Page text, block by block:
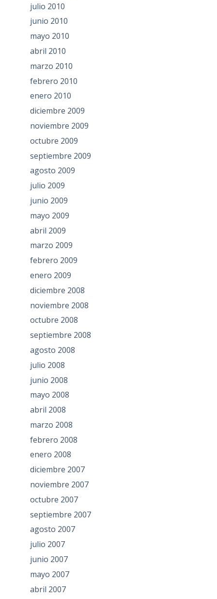
julio 2010
junio 2010
mayo 2010
abril 2010
marzo 2010
febrero 2010
enero 2010
diciembre 2009
noviembre 2009
octubre 2009
septiembre 2009
agosto 2009
julio 2009
junio 2009
mayo 2009
abril 2009
marzo 2009
febrero 2009
enero 2009
diciembre 2008
noviembre 2008
octubre 2008
septiembre 2008
agosto 2008
julio 2008
junio 2008
mayo 2008
abril 2008
marzo 2008
febrero 2008
enero 2008
diciembre 2007
noviembre 2007
octubre 2007
septiembre 2007
agosto 2007
julio 2007
junio 2007
mayo 2007
abril 2007